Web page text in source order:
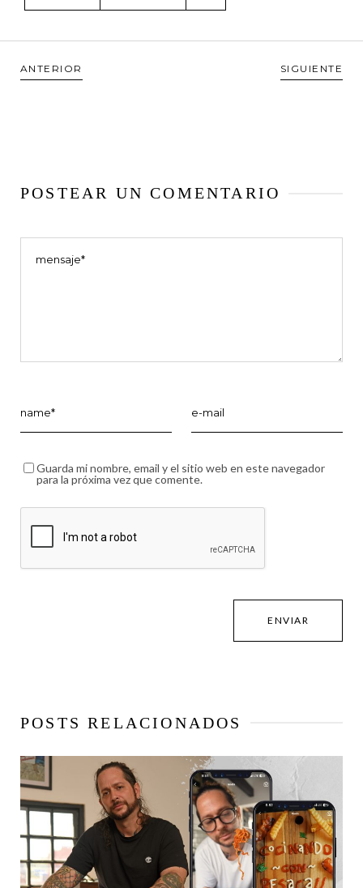
ANTERIOR SIGUIENTE
POSTEAR UN COMENTARIO
Guarda mi nombre, email y el sitio web en este navegador
para la próxima vez que comente.
POSTS RELACIONADOS